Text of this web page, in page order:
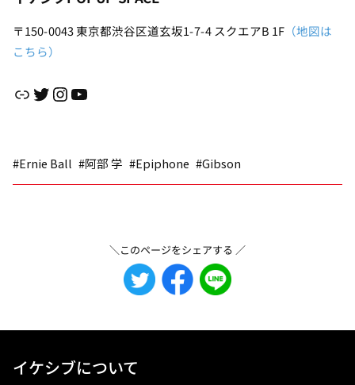
〒150-0043 東京都渋谷区道玄坂1-7-4 スクエアB 1F （地図は
こちら）
リンクTwitter InstagramYouTube
#Ernie Ball #阿部 学 #Epiphone #Gibson
＼このページをシェアする ／
イケシブについて